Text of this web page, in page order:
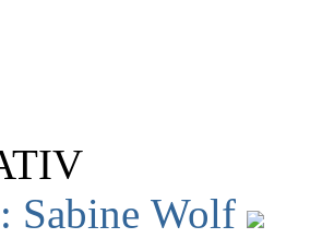
Sabine Wolf